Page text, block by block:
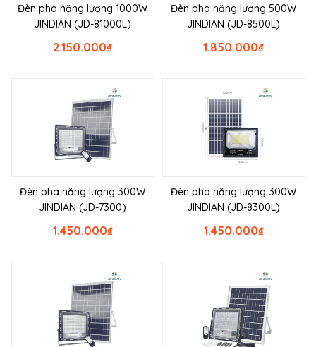
Đèn pha năng lượng 1000W
JINDIAN (JD-81000L)
₫
2.150.000
Đèn pha năng lượng 500W
JINDIAN (JD-8500L)
₫
1.850.000
Đèn pha năng lượng 300W
JINDIAN (JD-7300)
₫
1.450.000
Đèn pha năng lượng 300W
JINDIAN (JD-8300L)
₫
1.450.000